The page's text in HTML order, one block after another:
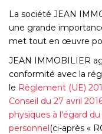
La société JEAN
une grande
met tout en œuvre
JEAN IMMOBILIER
conformité avec la
le Règlement (UE)
Conseil du 27 avril
physiques à l'égard
personnel(ci-après «